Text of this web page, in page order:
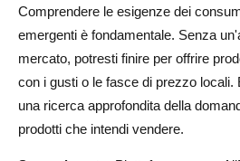
Comprendere le esigenze dei
emergenti è fondamentale. Senza
mercato, potresti finire per offrire
con i gusti o le fasce di prezzo locali.
una ricerca approfondita della
prodotti che intendi vendere.